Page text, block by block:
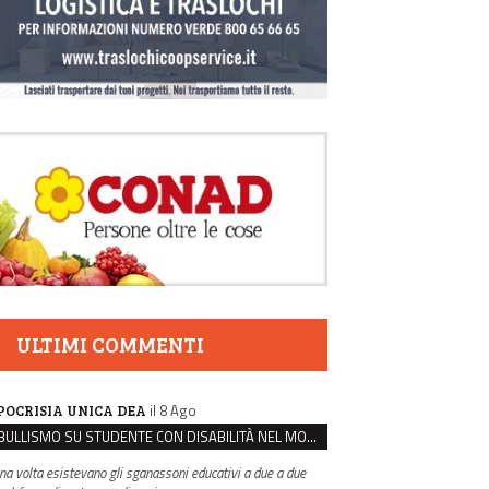
ULTIMI COMMENTI
UNICA DEA il 8 Ago
BULLISMO SU STUDENTE CON DISABILITÀ NEL MODENESE, INDAGATI DUE RAGAZZI DI 16 ANNI
volta esistevano gli sganassoni educativi a due a due